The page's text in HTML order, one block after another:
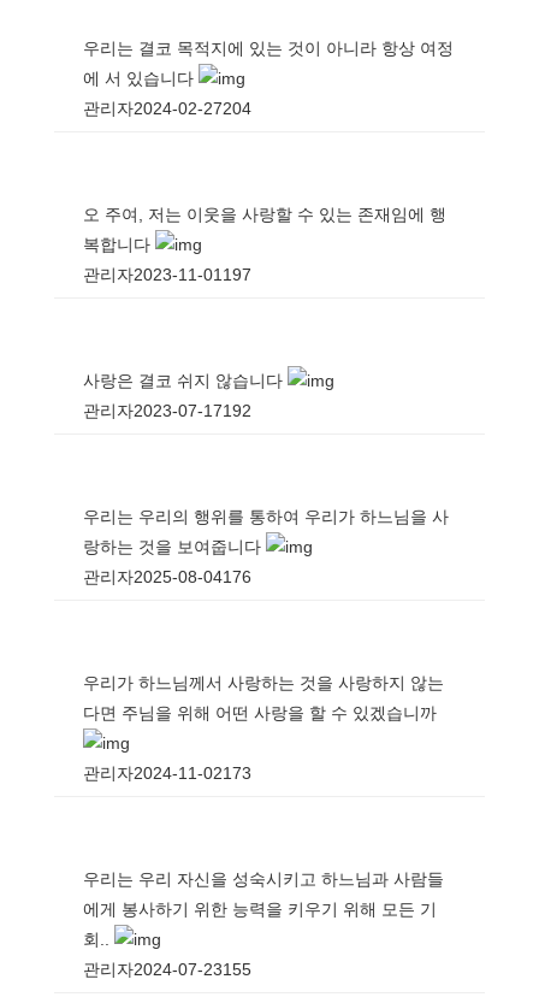
우리는 결코 목적지에 있는 것이 아니라 항상 여정
에 서 있습니다
관리자2024-02-27204
오 주여, 저는 이웃을 사랑할 수 있는 존재임에 행
복합니다
관리자2023-11-01 197
사랑은 결코 쉬지 않습니다
관리자2023-07-17192
우리는 우리의 행위를 통하여 우리가 하느님을 사
랑하는 것을 보여줍니다
관리자2025-08-04176
우리가 하느님께서 사랑하는 것을 사랑하지 않는
다면 주님을 위해 어떤 사랑을 할 수 있겠습니까
관리자2024-11-02173
우리는 우리 자신을 성숙시키고 하느님과 사람들
에게 봉사하기 위한 능력을 키우기 위해 모든 기
회..
관리자2024-07-23155